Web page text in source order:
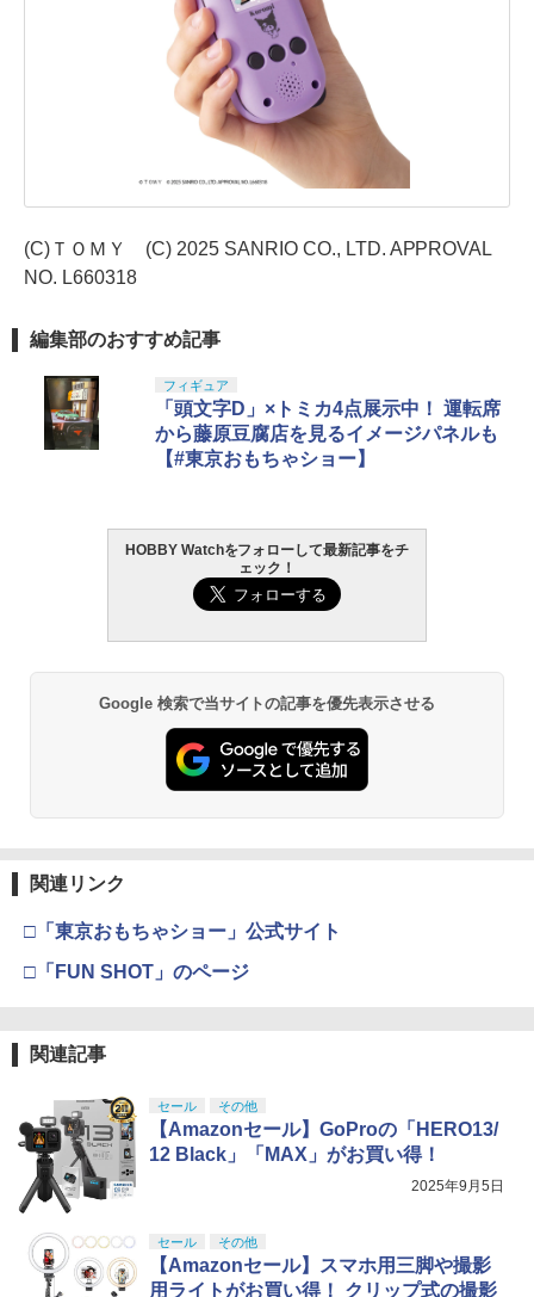
(C)ＴＯＭＹ (C) 2025 SANRIO CO., LTD. APPROVAL
NO. L660318
編集部のおすすめ記事
フィギュア
「頭文字D」×トミカ4点展示中！ 運転席
から藤原豆腐店を見るイメージパネルも
【#東京おもちゃショー】
HOBBY Watchをフォローして最新記事をチ
ェック！
Google 検索で当サイトの記事を優先表示させる
関連リンク
□「東京おもちゃショー」公式サイト
□「FUN SHOT」のページ
関連記事
セール その他
【Amazonセール】GoProの「HERO13/
12 Black」「MAX」がお買い得！
2025年9月5日
セール その他
【Amazonセール】スマホ用三脚や撮影
用ライトがお買い得！ クリップ式の撮影